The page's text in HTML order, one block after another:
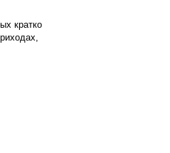
кратко